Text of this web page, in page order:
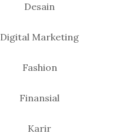
Desain
Digital Marketing
Fashion
Finansial
Karir